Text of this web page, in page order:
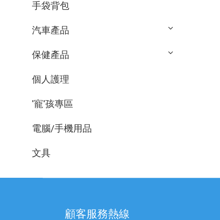
手袋背包
汽車產品
保健產品
個人護理
'寵'孩專區
電腦/手機用品
文具
顧客服務熱線